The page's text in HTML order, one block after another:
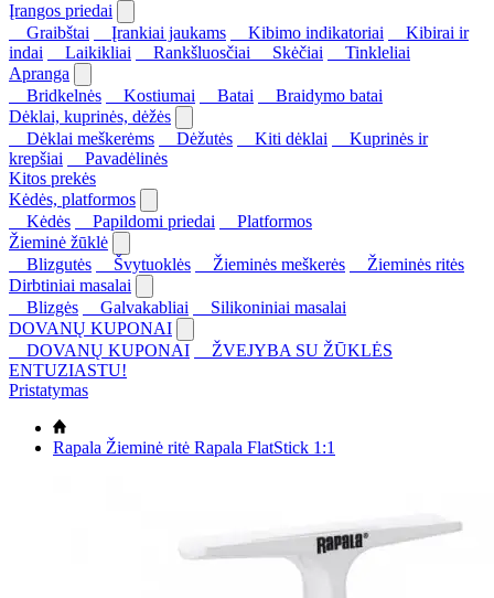
Įrangos priedai
Graibštai
Įrankiai jaukams Kibimo indikatoriai
Kibirai ir
indai
Laikikliai Rankšluosčiai Skėčiai
Tinkleliai
Apranga
Bridkelnės
Kostiumai Batai
Braidymo batai
Dėklai, kuprinės, dėžės
Dėklai meškerėms
Dėžutės Kiti dėklai
Kuprinės ir
krepšiai
Pavadėlinės
Kitos prekės
Kėdės, platformos
Kėdės
Papildomi priedai
Platformos
Žieminė žūklė
Blizgutės
Švytuoklės Žieminės meškerės
Žieminės ritės
Dirbtiniai masalai
Blizgės
Galvakabliai
Silikoniniai masalai
DOVANŲ KUPONAI
DOVANŲ KUPONAI
ŽVEJYBA SU ŽŪKLĖS
ENTUZIASTU!
Pristatymas
Rapala Žieminė ritė Rapala FlatStick 1:1